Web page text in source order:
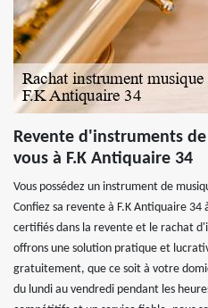
Revente d'instruments
vous à F.K Antiquaire 34
Vous possédez un instrument de
Confiez sa revente à F.K Antiquaire
certifiés dans la revente et le rachat
offrons une solution pratique et
gratuitement, que ce soit à votre
du lundi au vendredi pendant les